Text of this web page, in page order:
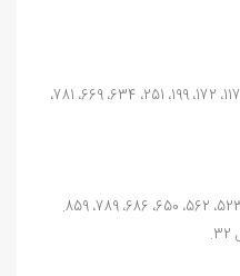
. مقصودلو، (1363)، صص 73، 74، 117، 172، 199، 251، 634، 669، 781،